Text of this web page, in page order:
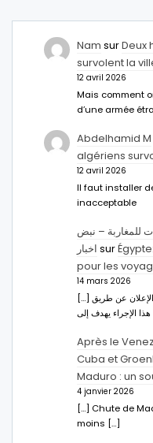
Nam surDeux
survolent la
12 avril 2026
Mais comment
d’une armée
Abdelhamid M
algériens
12 avril 2026
Il faut installer
inacceptable
للمغاربة – نبض
اخبار sur
pour les
14 mars 2026
[…] الإعلان عن طريق Ahmed Abdel-Latifسفير مصر بالرباط.
Après le
Cuba et
Maduro : un
4 janvier 2026
[…] Chute de
moins […]